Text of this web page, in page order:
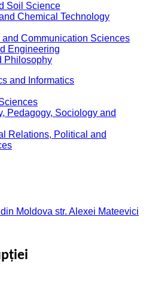
Soil Science
Chemical Technology
Communication Sciences
Engineering
Philosophy
and Informatics
Pedagogy, Sociology and
Relations, Political and
Moldova str. Alexei Mateevici